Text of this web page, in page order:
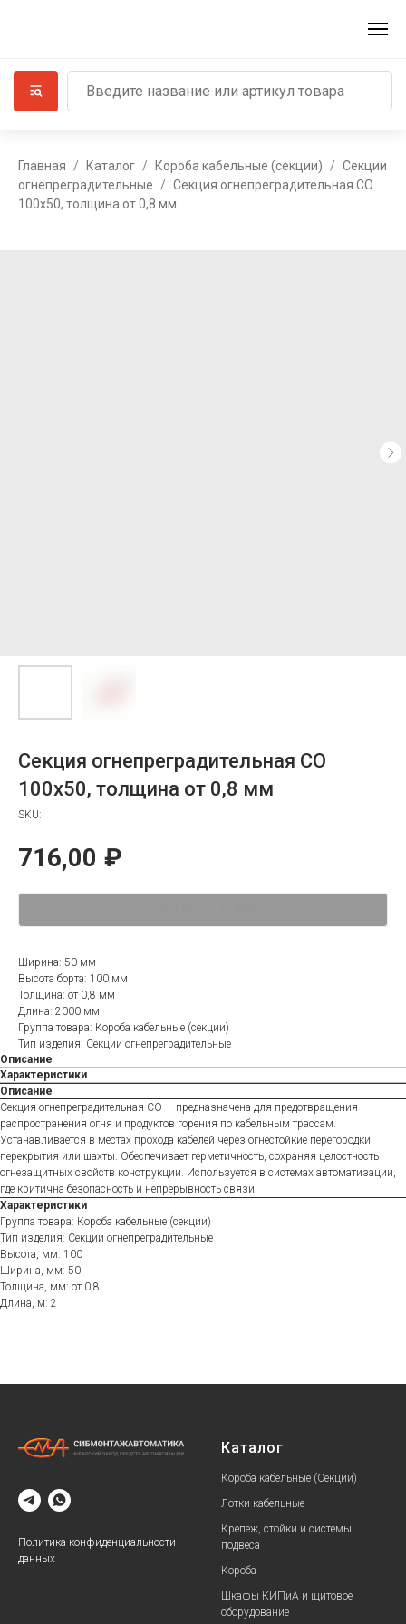
Главная Каталог Короба кабельные (секции)
Секции
огнепреградительные
Секция огнепреградительная СО
100х50, толщина от 0,8 мм
Секция огнепреградительная СО
100х50, толщина от 0,8 мм
SKU:
716,00 ₽
Ширина: 50 мм
Высота борта: 100 мм
Толщина: от 0,8 мм
Длина: 2000 мм
Группа товара: Короба кабельные (секции)
Тип изделия: Секции огнепреградительные
Описание
Характеристики
Описание
Секция огнепреградительная СО — предназначена для предотвращения
распространения огня и продуктов горения по кабельным трассам.
Устанавливается в местах прохода кабелей через огнестойкие перегородки,
перекрытия или шахты. Обеспечивает герметичность, сохраняя целостность
огнезащитных свойств конструкции. Используется в системах автоматизации,
где критична безопасность и непрерывность связи.
Характеристики
Группа товара: Короба кабельные (секции)
Тип изделия: Секции огнепреградительные
Высота, мм: 100
Ширина, мм: 50
Толщина, мм: от 0,8
Длина, м: 2
Политика конфиденциальности
данных
Каталог
Короба кабельные (Секции)
Лотки кабельные
Крепеж, стойки и системы
подвеса
Короба
Шкафы КИПиА и щитовое
оборудование